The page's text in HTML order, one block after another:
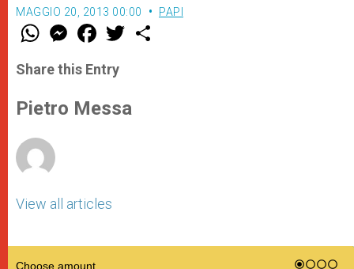
MAGGIO 20, 2013 00:00 PAPI
W
t
s
p
p
M
e
s
e
g
e
F
a
e
b
o
k
w
r
Share this Entry
Pietro Messa
View all articles